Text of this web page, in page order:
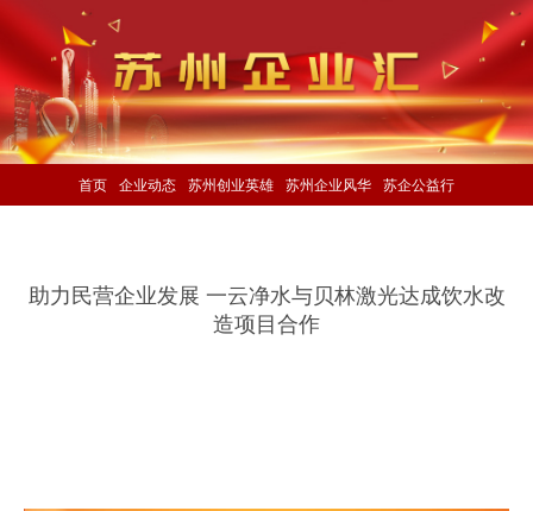
首页 企业动态 苏州创业英雄 苏州企业风华 苏企公益行
助力民营企业发展 一云净水与贝林激光达成饮水改
造项目合作